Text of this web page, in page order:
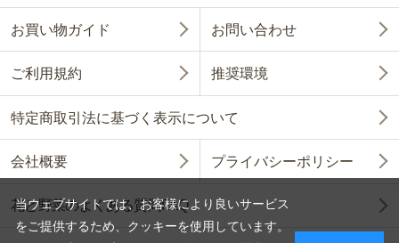
お買い物ガイド お問い合わせ
ご利用規約 推奨環境
特定商取引法に基づく表示について
会社概要 プライバシーポリシー
花と野菜のよくある質問FAQ
当ウェブサイトでは、お客様により良いサービス
をご提供するため、クッキーを使用しています。